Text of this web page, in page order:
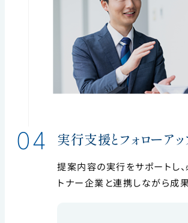
04 実行支援とフォローア
提案内容の実行をサポートし
トナー企業と連携しながら成